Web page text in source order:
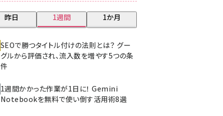
昨日 1週間 1か月
SEOで勝つタイトル付けの法則とは？ グー
グルから評価され、流入数を増やす5つの条
件
1週間かかった作業が1日に！ Gemini
Notebookを無料で使い倒す活用術8選